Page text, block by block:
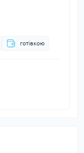
готівкою